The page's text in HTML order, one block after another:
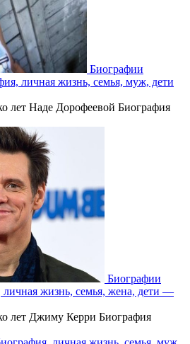
Биографии
личная жизнь, семья, муж, дети
лет Наде Дорофеевой Биография
Биографии
жизнь, семья, жена, дети —
лет Джиму Керри Биография